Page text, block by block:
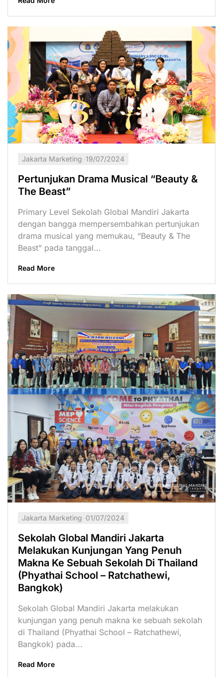
Jakarta Marketing 19/07/2024
Pertunjukan Drama Musical “Beauty &
The Beast”
Primary Level Sekolah Global Mandiri Jakarta
dengan bangga mempersembahkan pertunjukan
drama musical yang memukau, “Beauty & The
Beast” pada tanggal...
Read More
Jakarta Marketing 01/07/2024
Sekolah Global Mandiri Jakarta
Melakukan Kunjungan Yang Penuh
Makna Ke Sebuah Sekolah Di Thailand
(Phyathai School – Ratchathewi,
Bangkok)
Sekolah Global Mandiri Jakarta melakukan
kunjungan yang penuh makna ke sebuah sekolah
di Thailand (Phyathai School – Ratchathewi,
Bangkok) pada...
Read More